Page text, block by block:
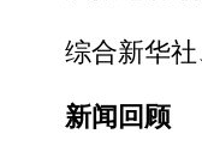
综合新华社
新闻回顾